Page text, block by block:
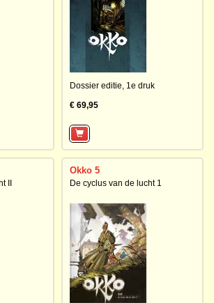
Dossier editie, 1e druk
€ 69,95
II
Okko 5
De cyclus van de lucht 1